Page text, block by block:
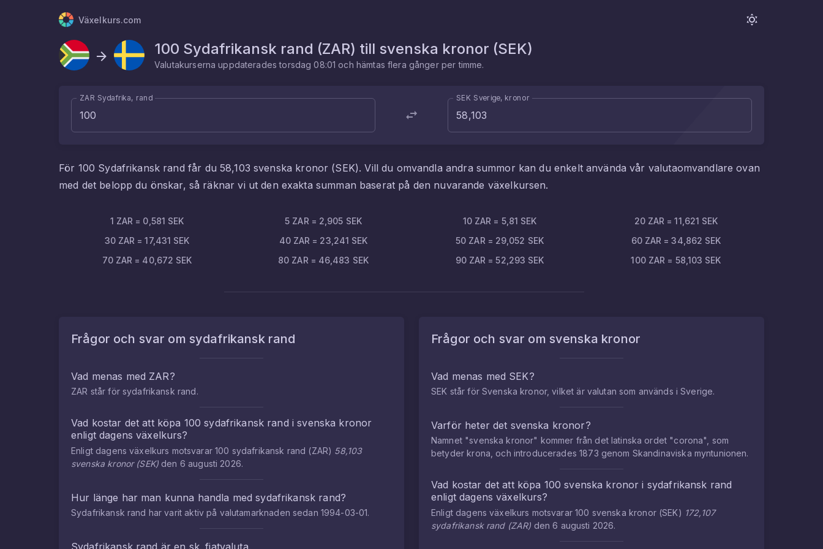
Växelkurs.com
100 Sydafrikansk rand (ZAR) till svenska kronor (SEK)
Valutakurserna uppdateradestorsdag 08:01 och hämtas flera gånger per timme.
ZAR Sydafrika, rand SEK Sverige, kronor
För 100 Sydafrikansk rand får du 58,103 svenska kronor (SEK). Vill du omvandla andra summor kan du enkelt använda vår valutaomvandlare ovan
med det belopp du önskar, så räknar vi ut den exakta summan baserat på den nuvarande växelkursen.
1 ZAR = 0,581 SEK 5 ZAR = 2,905 SEK 10 ZAR = 5,81 SEK 20 ZAR =11,621 SEK
30 ZAR =17,431 SEK 40 ZAR = 23,241 SEK 50 ZAR = 29,052 SEK 60 ZAR =34,862 SEK
70 ZAR = 40,672 SEK 80 ZAR = 46,483 SEK 90 ZAR =52,293 SEK 100 ZAR = 58,103 SEK
Frågor och svar om sydafrikansk rand
Vad menas med ZAR?
ZAR står för sydafrikansk rand.
Vad kostar det att köpa 100sydafrikansk rand isvenska kronor
enligt dagens växelkurs?
Enligt dagens växelkurs motsvarar100 sydafrikansk rand (ZAR) 58,103
svenska kronor(SEK) den 6 augusti 2026.
Hur länge har man kunna handla medsydafrikansk rand?
Sydafrikansk rand har varit aktiv på valutamarknaden sedan 1994-03-01.
Sydafrikansk rand är en sk. fiatvaluta.
Frågor och svar om svenska kronor
Vad menas med SEK?
SEK står för Svenska kronor, vilket är valutan som används i Sverige.
Varför heter det svenska kronor?
Namnet "svenska kronor" kommer från det latinska ordet "corona", som
betyder krona, och introducerades 1873 genom Skandinaviska myntunionen.
Vad kostar det att köpa 100svenska kronor i sydafrikansk rand
enligt dagens växelkurs?
Enligt dagens växelkurs motsvarar100 svenska kronor(SEK) 172,107
sydafrikansk rand(ZAR) den6 augusti 2026.